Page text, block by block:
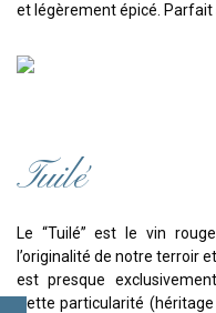
et légèrement épicé. Parfait
Tuilé
Le “Tuilé” est le vin
l’originalité de notre terroir
est presque
Cette particularité